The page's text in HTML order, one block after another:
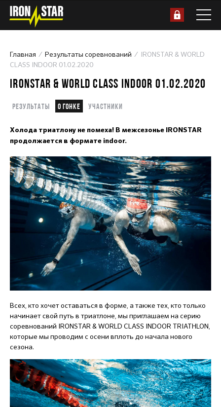
Главная Результаты соревнований
IRONSTAR & WORLD
CLASS INDOOR 01.02.2020
IRONSTAR & WORLD CLASS INDOOR 01.02.2020
Результаты О гонке Участники
Холода триатлону не помеха! В межсезонье IRONSTAR
продолжается в формате indoor.
Всех, кто хочет оставаться в форме, а также тех, кто только
начинает свой путь в триатлоне, мы приглашаем на серию
соревнований IRONSTAR & WORLD CLASS INDOOR TRIATHLON,
которые мы проводим с осени вплоть до начала нового
сезона.